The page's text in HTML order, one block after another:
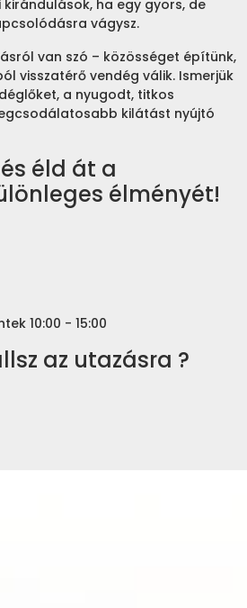
kirándulások, ha egy gyors, de
vágysz.
van szó – közösséget építünk,
visszatérő vendég válik. Ismerjük
a nyugodt, titkos
kilátást nyújtó
éld át a
élményét!
10:00 - 15:00
az utazásra ?